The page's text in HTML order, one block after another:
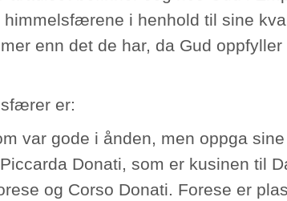
himmelsfærene i henhold til sine
enn det de har, da Gud
er:
var gode i ånden, men oppga
Donati, som er kusinen til
og Corso Donati. Forese er